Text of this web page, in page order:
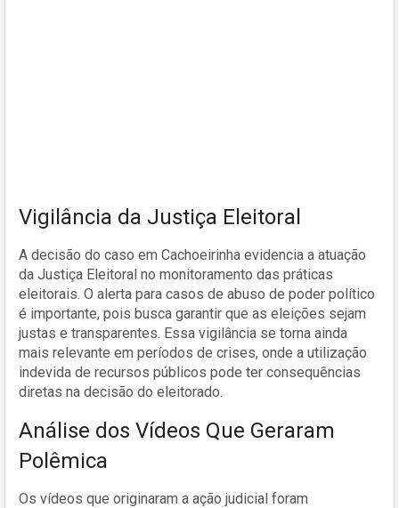
Vigilância da Justiça Eleitoral
A decisão do caso em Cachoeirinha evidencia a atuação
da Justiça Eleitoral no monitoramento das práticas
eleitorais. O alerta para casos de abuso de poder político
é importante, pois busca garantir que as eleições sejam
justas e transparentes. Essa vigilância se torna ainda
mais relevante em períodos de crises, onde a utilização
indevida de recursos públicos pode ter consequências
diretas na decisão do eleitorado.
Análise dos Vídeos Que Geraram
Polêmica
Os vídeos que originaram a ação judicial foram